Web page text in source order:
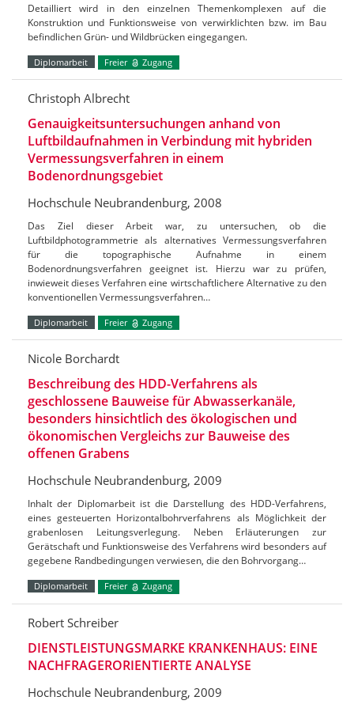
Detailliert wird in den einzelnen Themenkomplexen auf die
Konstruktion und Funktionsweise von verwirklichten bzw. im Bau
befindlichen Grün- und Wildbrücken eingegangen.
Diplomarbeit Freier Zugang
Christoph Albrecht
Genauigkeitsuntersuchungen anhand von
Luftbildaufnahmen in Verbindung mit hybriden
Vermessungsverfahren in einem
Bodenordnungsgebiet
Hochschule Neubrandenburg, 2008
Das Ziel dieser Arbeit war, zu untersuchen, ob die
Luftbildphotogrammetrie als alternatives Vermessungsverfahren
für die topographische Aufnahme in einem
Bodenordnungsverfahren geeignet ist. Hierzu war zu prüfen,
inwieweit dieses Verfahren eine wirtschaftlichere Alternative zu den
konventionellen Vermessungsverfahren…
Diplomarbeit Freier Zugang
Nicole Borchardt
Beschreibung des HDD-Verfahrens als
geschlossene Bauweise für Abwasserkanäle,
besonders hinsichtlich des ökologischen und
ökonomischen Vergleichs zur Bauweise des
offenen Grabens
Hochschule Neubrandenburg, 2009
Inhalt der Diplomarbeit ist die Darstellung des HDD-Verfahrens,
eines gesteuerten Horizontalbohrverfahrens als Möglichkeit der
grabenlosen Leitungsverlegung. Neben Erläuterungen zur
Gerätschaft und Funktionsweise des Verfahrens wird besonders auf
gegebene Randbedingungen verwiesen, die den Bohrvorgang…
Diplomarbeit Freier Zugang
Robert Schreiber
DIENSTLEISTUNGSMARKE KRANKENHAUS: EINE
NACHFRAGERORIENTIERTE ANALYSE
Hochschule Neubrandenburg, 2009